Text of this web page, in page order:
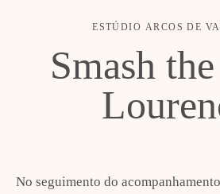
ESTÚDIO ARCOS DE
Smash
No seguimento do